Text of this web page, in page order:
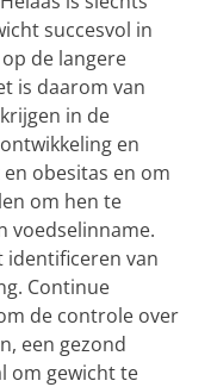
succesvol in
de langere
is daarom van
in de
en
obesitas en om
om hen te
voedselinname.
identificeren van
Continue
de controle over
een gezond
om gewicht te